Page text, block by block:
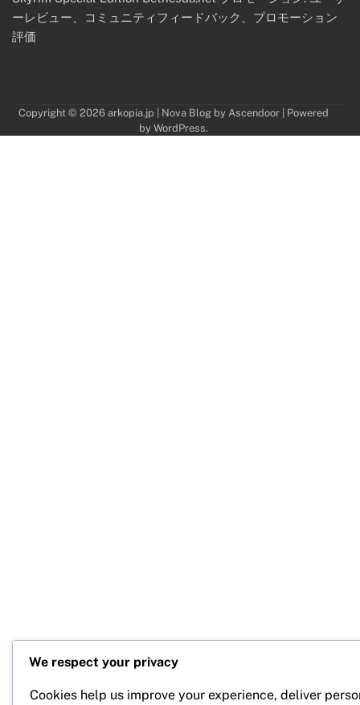
ーレビュー、コミュニティフィードバック、プロモーション
評価
Copyright © 2026 arkopia.jp | Nova Blog by Ascendoor | Powered
by WordPress.
We respect your privacy
Cookies help us improve your experience, deliver